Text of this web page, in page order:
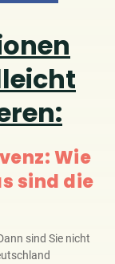
Wie
sind die
sind Sie nicht